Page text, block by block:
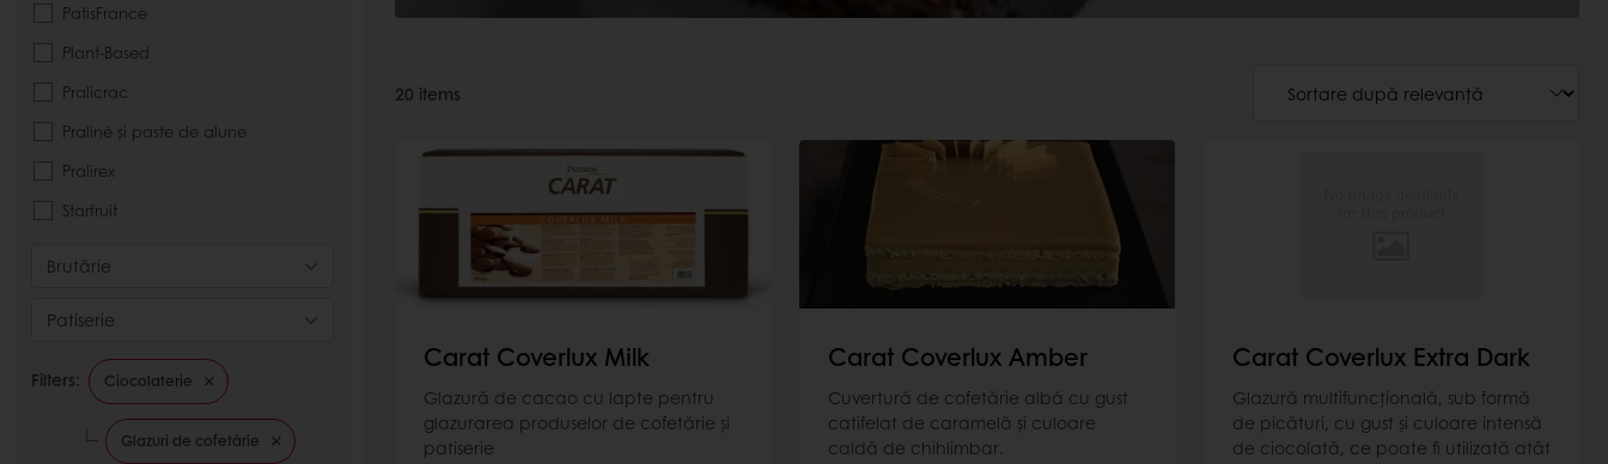
PatisFrance
Plant-Based
Pralicrac
Praliné și paste de alune
Pralirex
Starfruit
Brutărie
Patiserie
Filters: Ciocolaterie
Glazuri de cofetărie
20 items
Carat Coverlux Milk
Glazură de cacao cu lapte pentru
glazurarea produselor de cofetărie şi
patiserie
Carat Coverlux Amber
Cuvertură de cofetărie albă cu gust
catifelat de caramelă și culoare
caldă de chihlimbar.
Carat Coverlux Extra Dark
Glazură multifuncţională, sub formă
de picături, cu gust şi culoare intensă
de ciocolată, ce poate fi utilizată atât